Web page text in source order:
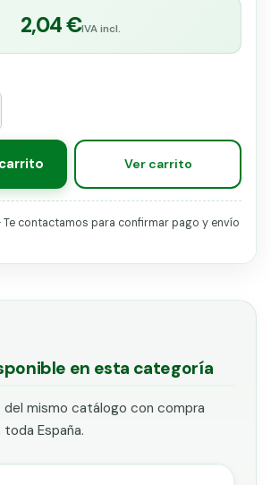
2,04 €IVA incl.
Ver carrito
Te contactamos para confirmar pago y envío
en esta categoría
mismo catálogo con compra
España.